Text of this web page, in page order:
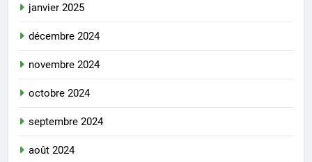
janvier 2025
décembre 2024
novembre 2024
octobre 2024
septembre 2024
août 2024